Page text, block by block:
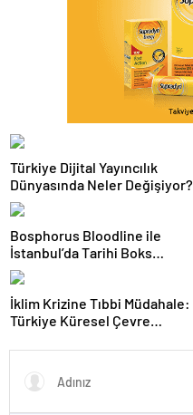
Türkiye Dijital Yayıncılık
Dünyasında Neler Değişiyor?
Bosphorus Bloodline ile
İstanbul’da Tarihi Boks
Gecesi
İklim Krizine Tıbbi Müdahale:
Türkiye Küresel Çevre
Değiştirdi?